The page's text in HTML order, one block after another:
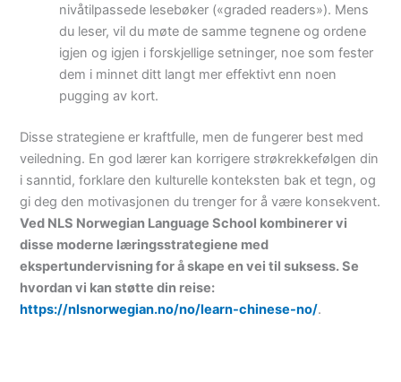
nivåtilpassede lesebøker («graded readers»). Mens
du leser, vil du møte de samme tegnene og ordene
igjen og igjen i forskjellige setninger, noe som fester
dem i minnet ditt langt mer effektivt enn noen
pugging av kort.
Disse strategiene er kraftfulle, men de fungerer best med
veiledning. En god lærer kan korrigere strøkrekkefølgen din
i sanntid, forklare den kulturelle konteksten bak et tegn, og
gi deg den motivasjonen du trenger for å være konsekvent.
Ved NLS Norwegian Language School kombinerer vi
disse moderne læringsstrategiene med
ekspertundervisning for å skape en vei til suksess. Se
hvordan vi kan støtte din reise:
https://nlsnorwegian.no/no/learn-chinese-no/.